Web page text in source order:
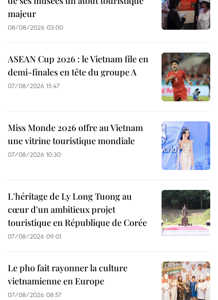
majeur
08/08/2026 03:00
ASEAN Cup 2026 : le Vietnam file en
demi-finales en tête du groupe A
07/08/2026 15:47
Miss Monde 2026 offre au Vietnam
une vitrine touristique mondiale
07/08/2026 10:30
L'héritage de Ly Long Tuong au
cœur d'un ambitieux projet
touristique en République de Corée
07/08/2026 09:01
Le pho fait rayonner la culture
vietnamienne en Europe
07/08/2026 08:57